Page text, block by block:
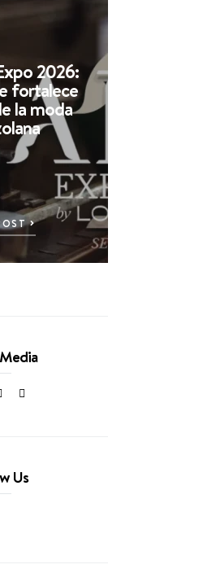
2026:
fortalece
la moda
Us